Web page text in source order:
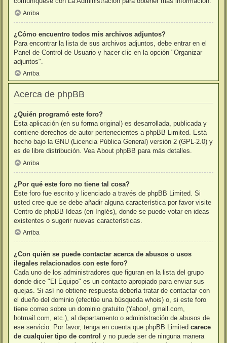
Arriba
¿Cómo encuentro todos mis archivos adjuntos?
Para encontrar la lista de sus archivos adjuntos, debe entrar en el
Panel de Control de Usuario y hacer clic en la opción "Organizar
adjuntos".
Arriba
Acerca de phpBB
¿Quién programó este foro?
Esta aplicación (en su forma original) es desarrollada, publicada y
contiene derechos de autor pertenecientes a phpBB Limited. Está
hecho bajo la GNU (Licencia Pública General) versión 2 (GPL-2.0) y
es de libre distribución. Vea About phpBB para más detalles.
Arriba
¿Por qué este foro no tiene tal cosa?
Este foro fue escrito y licenciado a través de phpBB Limited. Si
usted cree que se debe añadir alguna característica por favor visite
Centro de phpBB Ideas (en Inglés), donde se puede votar en ideas
existentes o sugerir nuevas características.
Arriba
¿Con quién se puede contactar acerca de abusos o usos
ilegales relacionados con este foro?
Cada uno de los administradores que figuran en la lista del grupo
donde dice "El Equipo" es un contacto apropiado para enviar sus
quejas. Si así no obtiene respuesta debería tratar de contactar con
el dueño del dominio (efectúe una búsqueda whois) o, si este foro
tiene correo sobre un dominio gratuito (Yahoo!, gmail.com,
hotmail.com, etc.), al departamento o administración de abusos de
ese servicio. Por favor, tenga en cuenta que phpBB Limited carece
de cualquier tipo de control y no puede ser de ninguna manera